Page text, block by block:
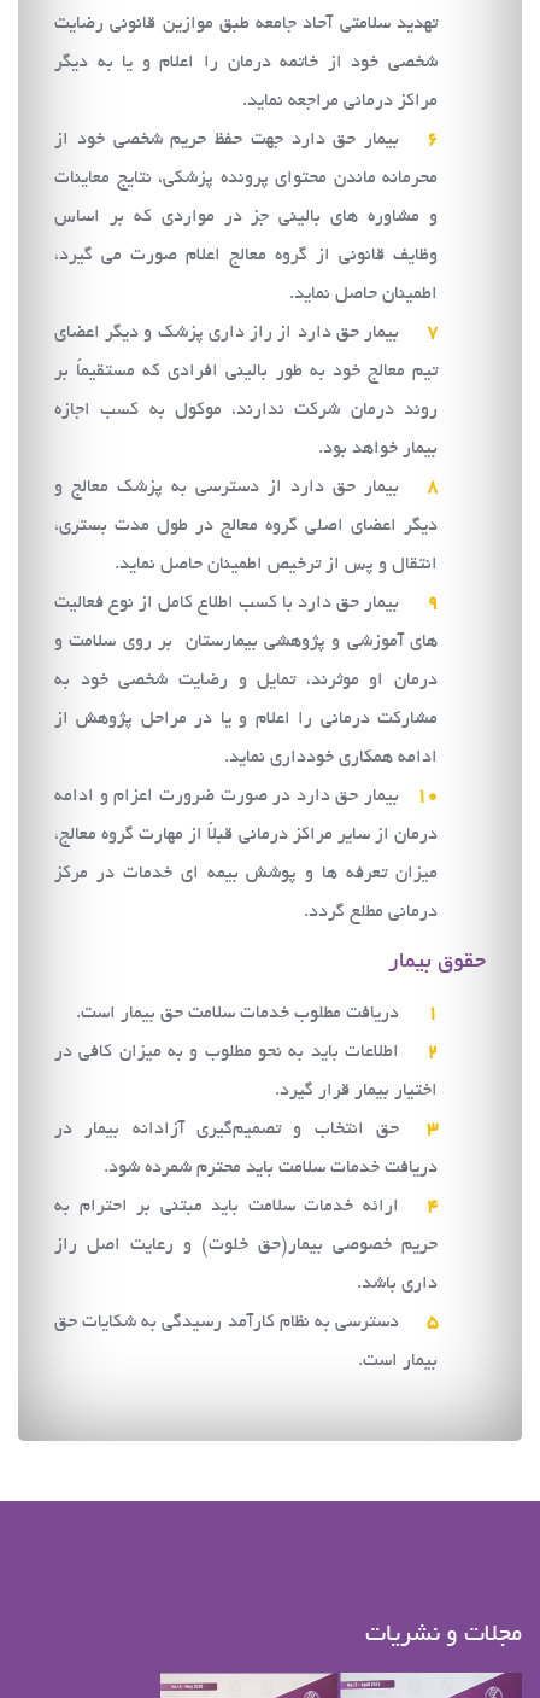
تهديد سلامتي آحاد جامعه طبق موازين قانوني رضايت
شخصي خود از خاتمه درمان را اعلام و يا به ديگر
مراكز درماني مراجعه نمايد.
بيمار حق دارد جهت حفظ حريم شخصي خود از
محرمانه ماندن محتواي پرونده پزشكي، نتايج معاينات
و مشاوره هاي باليني جز در مواردي كه بر اساس
وظايف قانوني از گروه معالج اعلام صورت مي گيرد،
اطمينان حاصل نمايد.
بيمار حق دارد از راز داري پزشك و ديگر اعضاي
تيم معالج خود به طور باليني افرادي كه مستقيماً بر
روند درمان شركت ندارند، موكول به كسب اجازه
بيمار خواهد بود.
بيمار حق دارد از دسترسي به پزشك معالج و
ديگر اعضاي اصلي گروه معالج در طول مدت بستري،
انتقال و پس از ترخيص اطمينان حاصل نمايد.
بیمار حق دارد با کسب اطلاع کامل از نوع فعالیت
های آموزشی و پژوهشی بیمارستان بر روی سلامت و
درمان او موثرند، تمایل و رضایت شخصی خود به
مشارکت درمانی را اعلام و یا در مراحل پژوهش از
ادامه همکاری خودداری نماید.
بیمار حق دارد در صورت ضرورت اعزام و ادامه
درمان از سایر مراکز درمانی قبلاً از مهارت گروه معالج،
میزان تعرفه ها و پوشش بیمه ای خدمات در مرکز
درمانی مطلع گردد.
حقوق بيمار
دريافت مطلوب خدمات سلامت حق بيمار است.
اطلاعات بايد به نحو مطلوب و به ميزان كافي در
اختيار بيمار قرار گيرد.
حق انتخاب و تصميم‌گيري آزادانه بيمار در
دريافت خدمات سلامت بايد محترم شمرده شود.
ارائه خدمات سلامت بايد مبتني بر احترام به
حريم خصوصي بيمار(حق خلوت) و رعايت اصل راز
داري باشد.
دسترسي به نظام كارآمد رسيدگي به شكايات حق
بيمار است.
مجلات و نشریات